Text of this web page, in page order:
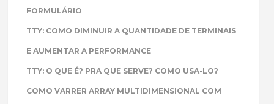
FORMULÁRIO
TTY: COMO DIMINUIR A QUANTIDADE DE TERMINAIS
E AUMENTAR A PERFORMANCE
TTY: O QUE É? PRA QUE SERVE? COMO USA-LO?
COMO VARRER ARRAY MULTIDIMENSIONAL COM